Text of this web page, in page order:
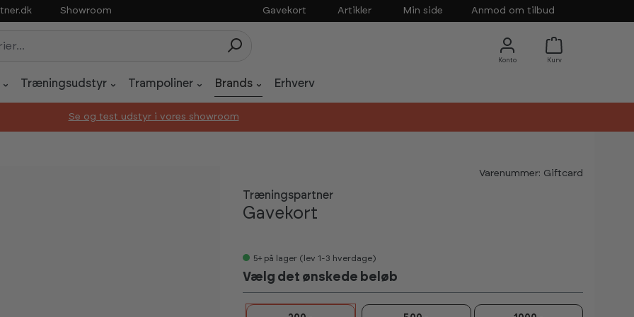
Showroom Gavekort Artikler Min side Anmod om tilbud
Træningsudstyr Trampoliner Brands Erhverv
Se og test udstyr i vores showroom
Varenummer: Giftcard
Træningspartner
Gavekort
5+ på lager (lev 1-3 hverdage)
Vælg det ønskede beløb